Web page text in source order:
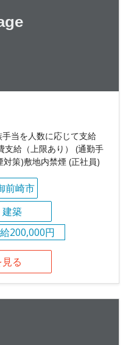
当を人数に応じて支給
支給（上限あり） (通勤手
策)敷地内禁煙 (正社員)
前崎市
築
200,000円
る